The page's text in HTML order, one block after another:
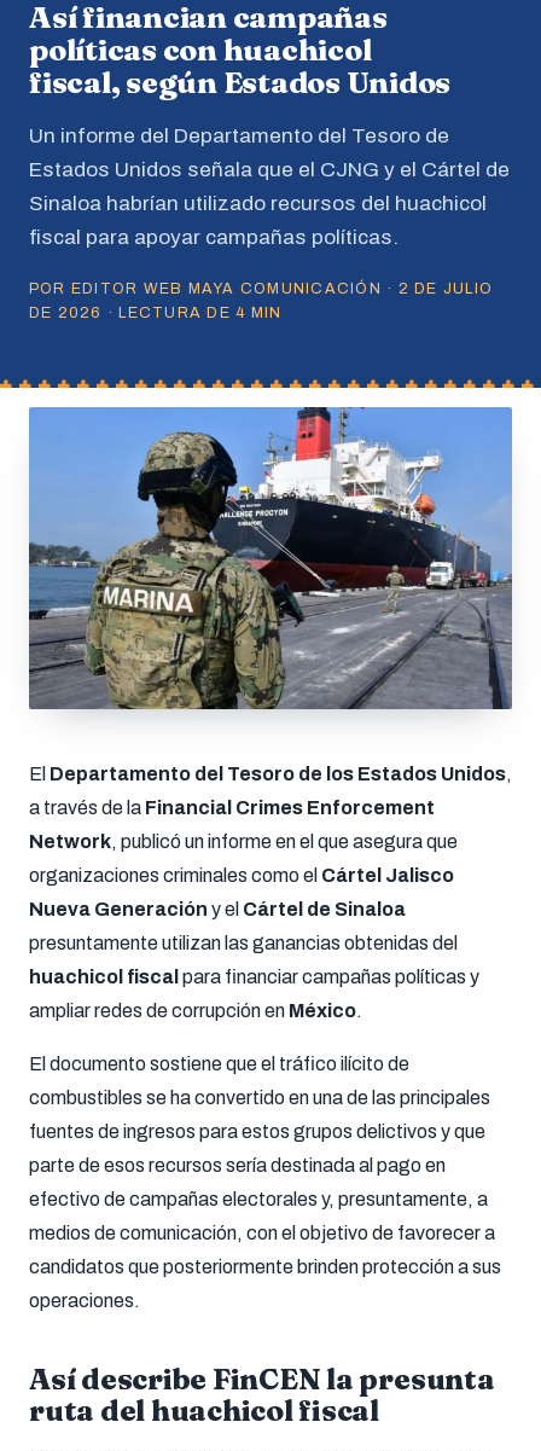
Así financian campañas
políticas con huachicol
fiscal, según Estados Unidos
Un informe del Departamento del Tesoro de
Estados Unidos señala que el CJNG y el Cártel de
Sinaloa habrían utilizado recursos del huachicol
fiscal para apoyar campañas políticas.
POR EDITOR WEB MAYA COMUNICACIÓN · 2 DE JULIO
DE 2026 · LECTURA DE 4 MIN
El Departamento del Tesoro de los Estados Unidos,
a través de la Financial Crimes Enforcement
Network, publicó un informe en el que asegura que
organizaciones criminales como el Cártel Jalisco
Nueva Generación y el Cártel de Sinaloa
presuntamente utilizan las ganancias obtenidas del
huachicol fiscal para financiar campañas políticas y
ampliar redes de corrupción en México.
El documento sostiene que el tráfico ilícito de
combustibles se ha convertido en una de las principales
fuentes de ingresos para estos grupos delictivos y que
parte de esos recursos sería destinada al pago en
efectivo de campañas electorales y, presuntamente, a
medios de comunicación, con el objetivo de favorecer a
candidatos que posteriormente brinden protección a sus
operaciones.
Así describe FinCEN la presunta
ruta del huachicol fiscal